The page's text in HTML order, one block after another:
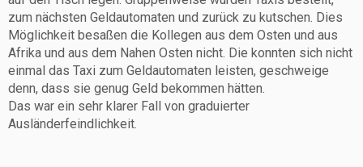
zum nächsten Geldautomaten und zurück zu kutschen. Dies
Möglichkeit besaßen die Kollegen aus dem Osten und aus
Afrika und aus dem Nahen Osten nicht. Die konnten sich nicht
einmal das Taxi zum Geldautomaten leisten, geschweige
denn, dass sie genug Geld bekommen hätten.
Das war ein sehr klarer Fall von graduierter
Ausländerfeindlichkeit.